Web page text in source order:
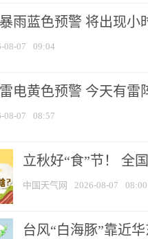
雨蓝色预警 将出现小
08-07 09:04
电黄色预警 今天有雷
08-07 08:57
立秋好“食”节！ 全
中国天气网 2026-08-07 08:00
台风“白海豚”靠近